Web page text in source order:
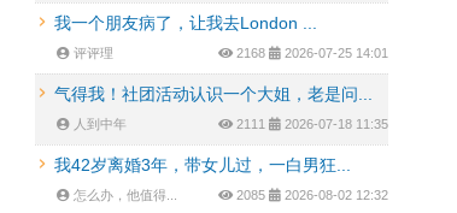
我一个朋友病了，让我去London ...
评评理 2168 2026-07-25 14:01
气得我！社团活动认识一个大姐，老是问...
人到中年 2111 2026-07-18 11:35
我42岁离婚3年，带女儿过，一白男狂...
怎么办，他值得... 2085 2026-08-02 12:32